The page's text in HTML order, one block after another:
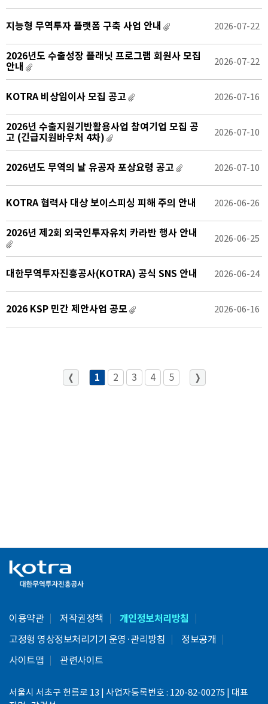
지능형 무역투자 플랫폼 구축 사업 안내 2026-07-22
2026년도 수출성장 플래닛 프로그램 회원사 모집
안내
2026-07-22
KOTRA 비상임이사 모집 공고 2026-07-16
2026년 수출지원기반활용사업 참여기업 모집 공
고 (긴급지원바우처 4차)
2026-07-10
2026년도 무역의 날 유공자 포상요령 공고 2026-07-10
KOTRA 협력사 대상 보이스피싱 피해 주의 안내 2026-06-26
2026년 제2회 외국인투자유치 카라반 행사 안내 2026-06-25
대한무역투자진흥공사(KOTRA) 공식 SNS 안내 2026-06-24
2026 KSP 민간 제안사업 공모 2026-06-16
1 2 3 4 5
이용약관 저작권정책 개인정보처리방침
고정형 영상정보처리기기 운영·관리방침
정보공개
사이트맵
관련사이트
서울시 서초구 헌릉로 13 | 사업자등록번호 : 120-82-00275 | 대표